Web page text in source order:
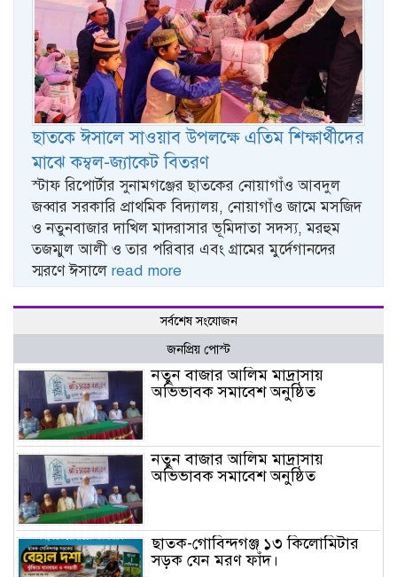
ছাতকে ঈসালে সাওয়াব উপলক্ষে এতিম শিক্ষার্থীদের
মাঝে কম্বল-জ্যাকেট বিতরণ
স্টাফ রিপোর্টার সুনামগঞ্জের ছাতকের নোয়াগাঁও আবদুল
জব্বার সরকারি প্রাথমিক বিদ্যালয়, নোয়াগাঁও জামে মসজিদ
ও নতুনবাজার দাখিল মাদরাসার ভূমিদাতা সদস্য, মরহুম
তজম্মুল আলী ও তার পরিবার এবং গ্রামের মুর্দেগানদের
স্মরণে ঈসালে read more
সর্বশেষ সংযোজন
জনপ্রিয় পোস্ট
নতুন বাজার আলিম মাদ্রাসায়
অভিভাবক সমাবেশ অনুষ্ঠিত
নতুন বাজার আলিম মাদ্রাসায়
অভিভাবক সমাবেশ অনুষ্ঠিত
ছাতক-গোবিন্দগঞ্জ ১৩ কিলোমিটার
সড়ক যেন মরণ ফাঁদ।